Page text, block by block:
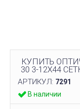
КУПИТЬ
30 3-12X44
АРТИКУЛ: 7291
В наличии